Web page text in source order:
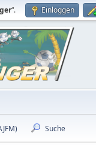
“. Einloggen
Suche